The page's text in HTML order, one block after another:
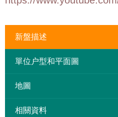
新盤描述
單位户型和平面圖
地圖
相關資料